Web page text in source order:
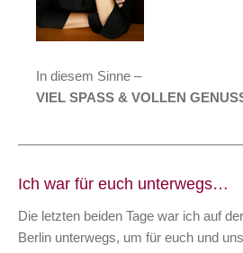
In diesem Sinne –
VIEL SPASS & VOLLEN
Ich war für euch unterwegs…
Die letzten beiden Tage war ich auf
Berlin unterwegs, um für euch und